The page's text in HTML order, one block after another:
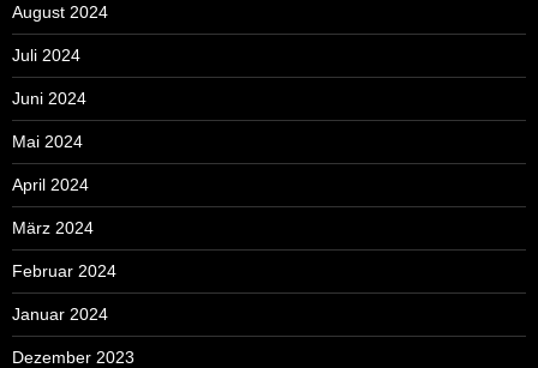
August 2024
Juli 2024
Juni 2024
Mai 2024
April 2024
März 2024
Februar 2024
Januar 2024
Dezember 2023